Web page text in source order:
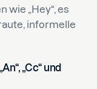
wie „Hey“, es
informelle
„Cc“ und